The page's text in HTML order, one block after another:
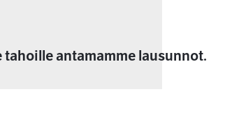
antamamme lausunnot.